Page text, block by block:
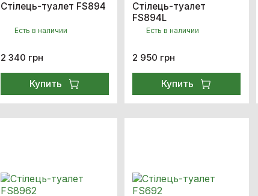
Стілець-туалет FS894
Есть в наличии
2 340 грн
Купить
Стілець-туалет
FS894L
Есть в наличии
2 950 грн
Купить